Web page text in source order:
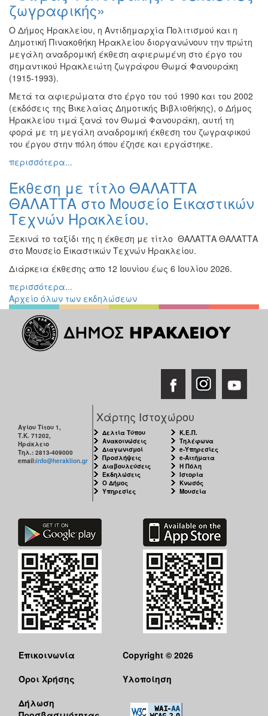
Χορός
Θέατρο
Παζάρι
Ειδών
Συνέδρια
Ημερίδες
-
Διημερίδες
Σεμινάρια-
Διαλέξεις-
Ομιλίες
Εκθέσεις
Εκδηλώσεις
για
Άλλες
Εκδηλώσεις
ΤΟΠΟΣ
ΑΝΘΕΚΤΙΚΗ
ΠΟΛΗ
ζωγραφικής»
Ο Δήμος Ηρακλείου, η Αντιδημαρχία Πολιτισμού και η
Δημοτική Πινακοθήκη Ηρακλείου διοργανώνουν την πρώτη
μεγάλη αναδρομική έκθεση αφιερωμένη στο έργο του
σημαντικού Ηρακλειώτη ζωγράφου Θωμά Φανουράκη
(1915-1993).
Μετά τα αφιερώματα στο έργο του τού 1990 και του 2002
(εκδόσεις της Βικελαίας Δημοτικής Βιβλιοθήκης), ο Δήμος
Ηρακλείου τιμά ξανά τον Θωμά Φανουράκη, αυτή τη
φορά με τη μεγάλη αναδρομική έκθεση του ζωγραφικού
του έργου στην πόλη όπου έζησε και εργάστηκε.
περισσότερα...
Έκθεση με τίτλο ΘΑΛΑΤΤΑ
ΘΑΛΑΤΤΑ στο Μουσείο Εικαστικών
Τεχνών Ηρακλείου.
Ξεκινά το ταξίδι της η έκθεση με τίτλο ΘΑΛΑΤΤΑ ΘΑΛΑΤΤΑ
στο Μουσείο Εικαστικών Τεχνών Ηρακλείου.
Διάρκεια έκθεσης απο 12 Ιουνίου έως 6 Ιουλίου 2026.
περισσότερα...
Αρχείο όλων των εκδηλώσεων
Αγίου Τίτου 1,
Τ.Κ. 71202,
Ηράκλειο
Τηλ.: 2813-409000
email:info@heraklion.gr
Χάρτης Ιστοχώρου
Δελτία Τύπου
Ανακοινώσεις
Διαγωνισμοί
Προσλήψεις
Διαβουλεύσεις
Εκδηλώσεις
Ο Δήμος
Υπηρεσίες
Κ.Ε.Π.
Τηλέφωνα
e-Υπηρεσίες
e-Αιτήματα
Η Πόλη
Ιστορία
Κνωσός
Μουσεία
Επικοινωνία
Όροι Χρήσης
Δήλωση
Copyright © 2026
Υλοποίηση